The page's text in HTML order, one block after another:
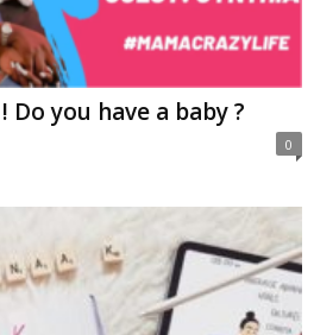
Do you have a baby ?
0